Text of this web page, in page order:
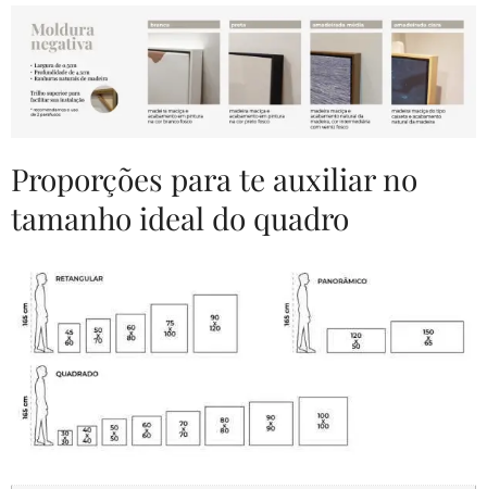
Proporções para te auxiliar no
tamanho ideal do quadro